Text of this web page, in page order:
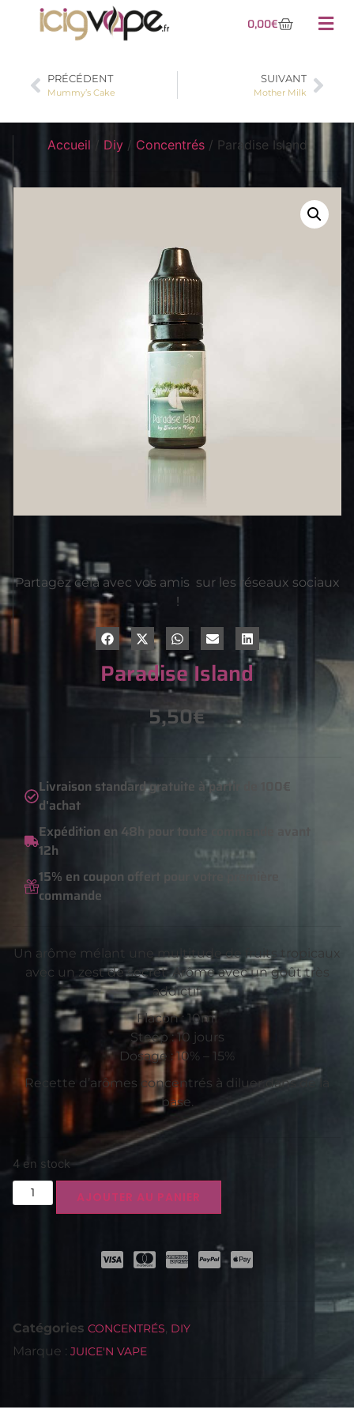
0,00€
PRÉCÉDENT
Mummy’s Cake
SUIVANT
Mother Milk
Paradise Island
5,50€
Livraison standard gratuite à partir de 100€
d'achat
Expédition en 48h pour toute commande avant
12h
15% en coupon offert pour votre première
commande
Un arôme mélant une multitude de fruits tropicaux
avec un zest de secret. Arôme avec un goût très
addictif.
Flacon : 10ml
Steep : 10 jours
Dosage : 10% – 15%
Recette d’arômes concentrés à diluer dans de la
base.
4 en stock
AJOUTER AU PANIER
Catégories CONCENTRÉS, DIY
Marque : JUICE'N VAPE
Accueil / Diy / Concentrés / Paradise Island
Partagez cela avec vos amis sur les réseaux sociaux
!